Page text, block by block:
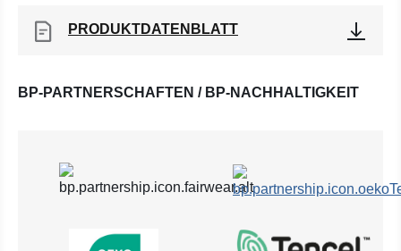
PRODUKTDATENBLATT
BP-PARTNERSCHAFTEN / BP-NACHHALTIGKEIT